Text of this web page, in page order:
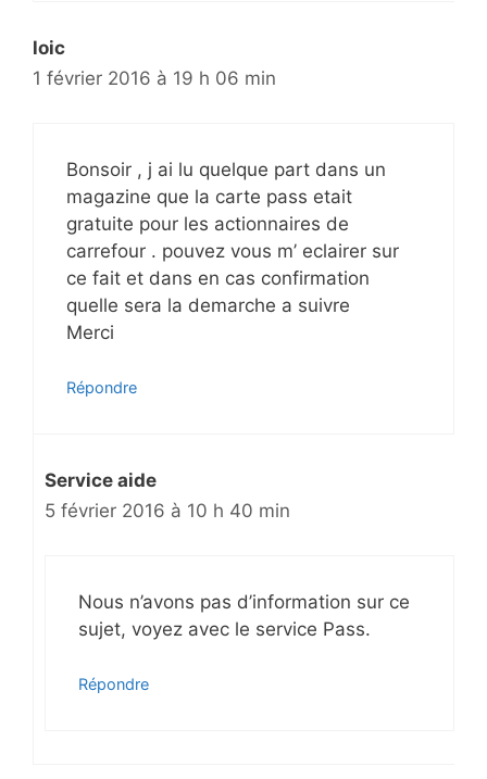
loic
1 février 2016 à 19 h 06 min
Bonsoir , j ai lu quelque part dans un
magazine que la carte pass etait
gratuite pour les actionnaires de
carrefour . pouvez vous m’ eclairer sur
ce fait et dans en cas confirmation
quelle sera la demarche a suivre
Merci
Répondre
Service aide
5 février 2016 à 10 h 40 min
Nous n’avons pas d’information sur ce
sujet, voyez avec le service Pass.
Répondre